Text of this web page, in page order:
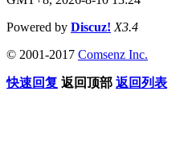
Powered by Discuz! X3.4
© 2001-2017 Comsenz Inc.
快速回复 返回顶部 返回列表